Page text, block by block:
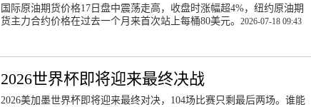
国际原油期货价格17日盘中震荡走高，收盘时涨幅超4%，纽约原油期
货主力合约价格在过去一个月来首次站上每桶80美元。2026-07-18 09:43
2026世界杯即将迎来最终决战
2026美加墨世界杯即将迎来最终对决，104场比赛只剩最后两场。谁能